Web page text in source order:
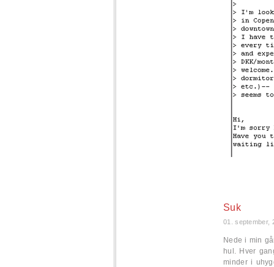
Suk
01. september,
Nede i min
hul. Hver
minder i